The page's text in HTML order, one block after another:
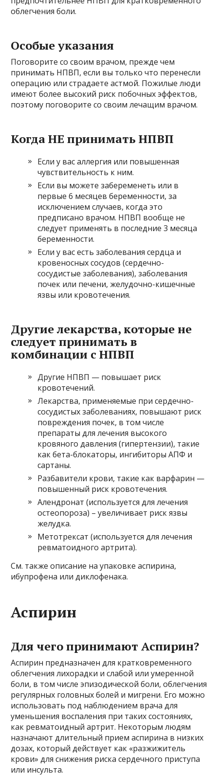
облегчения боли.
Особые указания
Поговорите со своим врачом, прежде чем
принимать НПВП, если вы только что перенесли
операцию или страдаете астмой. Пожилые люди
имеют более высокий риск побочных эффектов,
поэтому поговорите со своим лечащим врачом.
Когда НЕ принимать НПВП
Если у вас аллергия или повышенная
чувствительность к ним.
Если вы можете забеременеть или в
первые 6 месяцев беременности, за
исключением случаев, когда это
предписано врачом. НПВП вообще не
следует применять в последние 3 месяца
беременности.
Если у вас есть заболевания сердца и
кровеносных сосудов (сердечно-
сосудистые заболевания), заболевания
почек или печени, желудочно-кишечные
язвы или кровотечения.
Другие лекарства, которые не
следует принимать в
комбинации с НПВП
Другие НПВП — повышает риск
кровотечений.
Лекарства, применяемые при сердечно-
сосудистых заболеваниях, повышают риск
повреждения почек, в том числе
препараты для лечения высокого
кровяного давления (гипертензии), такие
как бета-блокаторы, ингибиторы АПФ и
сартаны.
Разбавители крови, такие как варфарин —
повышенный риск кровотечения.
Алендронат (используется для лечения
остеопороза) – увеличивает риск язвы
желудка.
Метотрексат (используется для лечения
ревматоидного артрита).
См. также описание на упаковке аспирина,
ибупрофена или диклофенака.
Аспирин
Для чего принимают Аспирин?
Аспирин предназначен для кратковременного
облегчения лихорадки и слабой или умеренной
боли, в том числе эпизодической боли, облегчения
регулярных головных болей и мигрени. Его можно
использовать под наблюдением врача для
уменьшения воспаления при таких состояниях,
как ревматоидный артрит. Некоторым людям
назначают длительный прием аспирина в низких
дозах, который действует как «разжижитель
крови» для снижения риска сердечного приступа
или инсульта.